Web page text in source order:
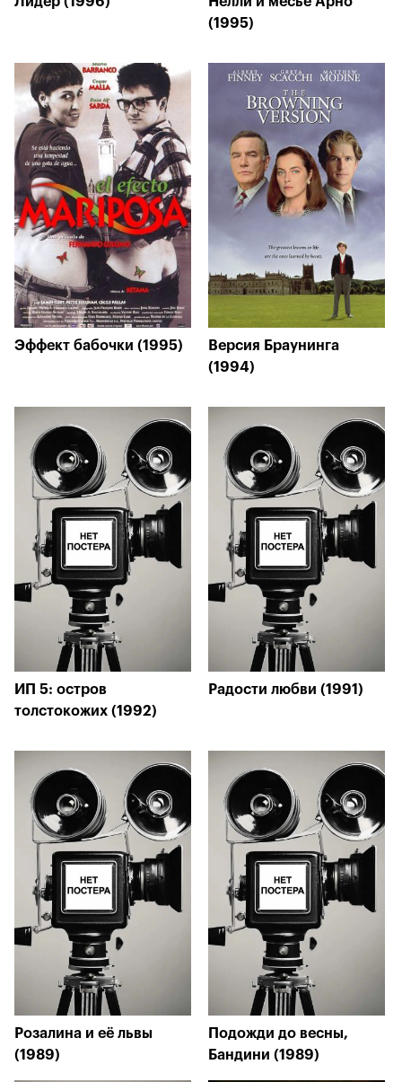
(1995)
Эффект бабочки (1995)
Версия Браунинга
(1994)
ИП 5: остров
толстокожих (1992)
Радости любви (1991)
Розалина и её львы
(1989)
Подожди до весны,
Бандини (1989)